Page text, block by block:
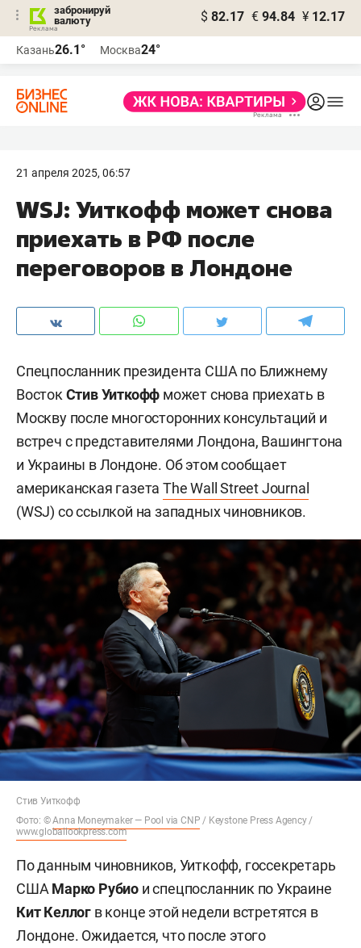
забронируй
валюту
$ 82.17 € 94.84 ¥ 12.17
Казань26.1° Москва24°
21 апреля 2025, 06:57
WSJ: Уиткофф может снова
приехать в РФ после
переговоров в Лондоне
Спецпосланник президента США по Ближнему
Восток Стив Уиткофф может снова приехать в
Москву после многосторонних консультаций и
встреч с представителями Лондона, Вашингтона
и Украины в Лондоне. Об этом сообщает
американская газетаThe Wall Street Journal
(WSJ) со ссылкой на западных чиновников.
Стив Уиткофф
Фото: ©Anna Moneymaker — Pool via CNP / Keystone Press Agency /
www.globallookpress.com
По данным чиновников, Уиткофф, госсекретарь
США Марко Рубио и спецпосланник по Украине
Кит Келлог в конце этой недели встретятся в
Лондоне. Ожидается, что после этого